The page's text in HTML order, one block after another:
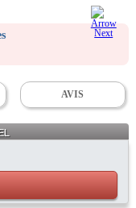
AVIS